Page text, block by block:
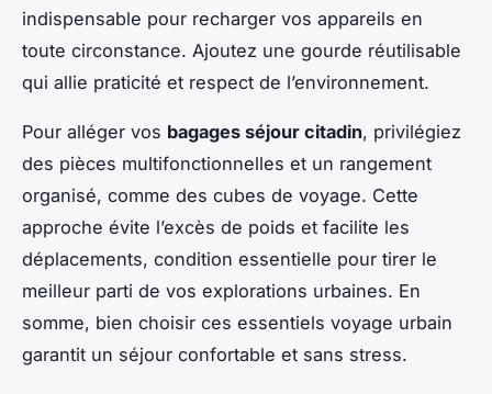
indispensable pour recharger vos appareils en
toute circonstance. Ajoutez une gourde réutilisable
qui allie praticité et respect de l’environnement.
Pour alléger vos bagages séjour citadin, privilégiez
des pièces multifonctionnelles et un rangement
organisé, comme des cubes de voyage. Cette
approche évite l’excès de poids et facilite les
déplacements, condition essentielle pour tirer le
meilleur parti de vos explorations urbaines. En
somme, bien choisir ces essentiels voyage urbain
garantit un séjour confortable et sans stress.